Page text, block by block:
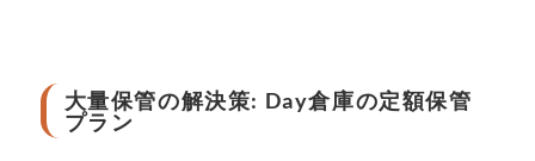
大量保管の解決策: Day倉庫の定額保管
プラン